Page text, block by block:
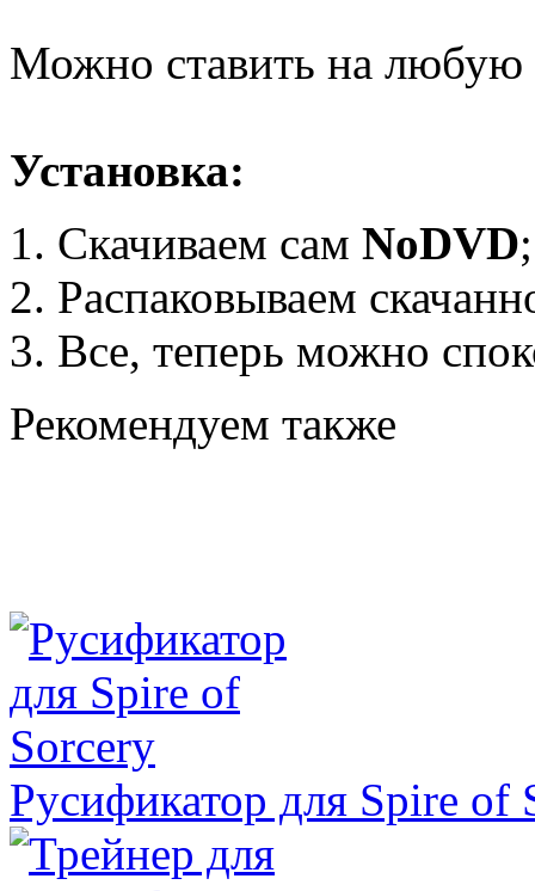
Можно ставить на любую
Установка:
Скачиваем сам NoDVD;
Распаковываем
Все, теперь можно
Рекомендуем также
Русификатор для Spire of